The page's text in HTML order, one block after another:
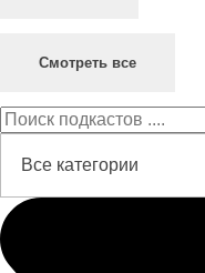
Смотреть все